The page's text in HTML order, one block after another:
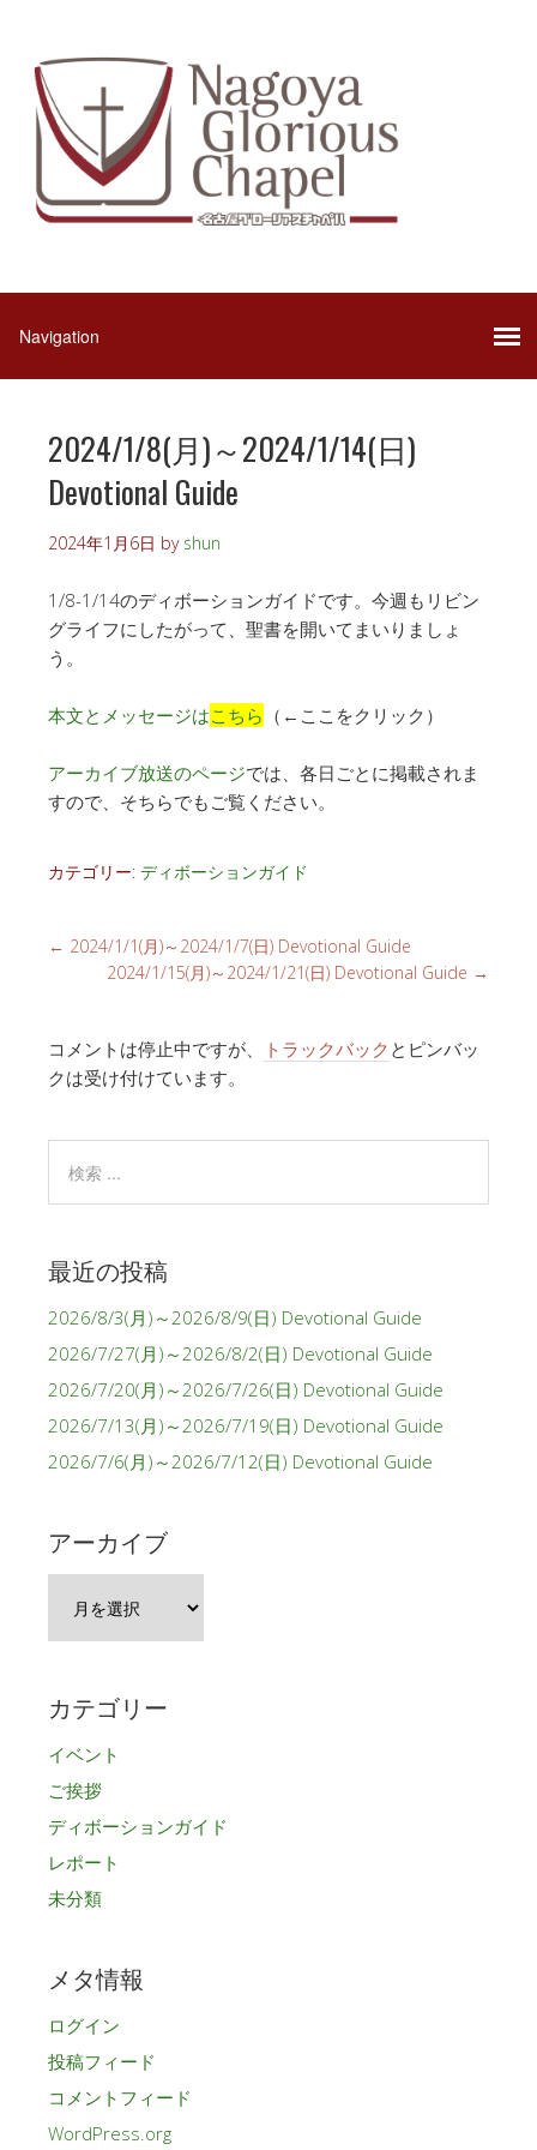
2024/1/8(月)～2024/1/14(日)
Devotional Guide
2024年1月6日 by shun
1/8-1/14のディボーションガイドです。今週もリビン
グライフにしたがって、聖書を開いてまいりましょ
う。
本文とメッセージはこちら （←ここをクリック）
アーカイブ放送のページでは、各日ごとに掲載されま
すので、そちらでもご覧ください。
カテゴリー: ディボーションガイド
← 2024/1/1(月)～2024/1/7(日) Devotional Guide
2024/1/15(月)～2024/1/21(日) Devotional Guide →
コメントは停止中ですが、 トラックバック とピンバッ
クは受け付けています。
最近の投稿
2026/8/3(月)～2026/8/9(日) Devotional Guide
2026/7/27(月)～2026/8/2(日) Devotional Guide
2026/7/20(月)～2026/7/26(日) Devotional Guide
2026/7/13(月)～2026/7/19(日) Devotional Guide
2026/7/6(月)～2026/7/12(日) Devotional Guide
アーカイブ
カ
ブ
カテゴリー
イベント
ご挨拶
ディボーションガイド
レポート
未分類
メタ情報
ログイン
投稿フィード
コメントフィード
WordPress.org